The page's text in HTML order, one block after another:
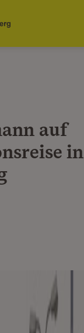
auf
in